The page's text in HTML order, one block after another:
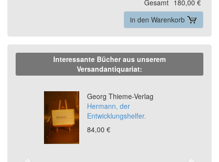
Gesamt 180,00 €
in den Warenkorb
Interessante Bücher aus unserem
Versandantiquariat:
Georg Thieme-Verlag
Hermann, der
Entwicklungshelfer.
84,00 €
Previous